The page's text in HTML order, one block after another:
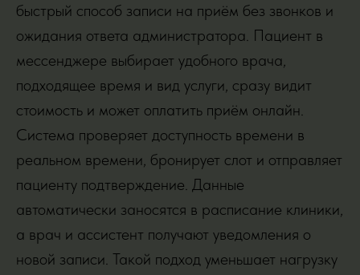
быстрый способ записи на приём без звонков и
ожидания ответа администратора. Пациент в
мессенджере выбирает удобного врача,
подходящее время и вид услуги, сразу видит
стоимость и может оплатить приём онлайн.
Система проверяет доступность времени в
реальном времени, бронирует слот и отправляет
пациенту подтверждение. Данные
автоматически заносятся в расписание клиники,
а врач и ассистент получают уведомления о
новой записи. Такой подход уменьшает нагрузку